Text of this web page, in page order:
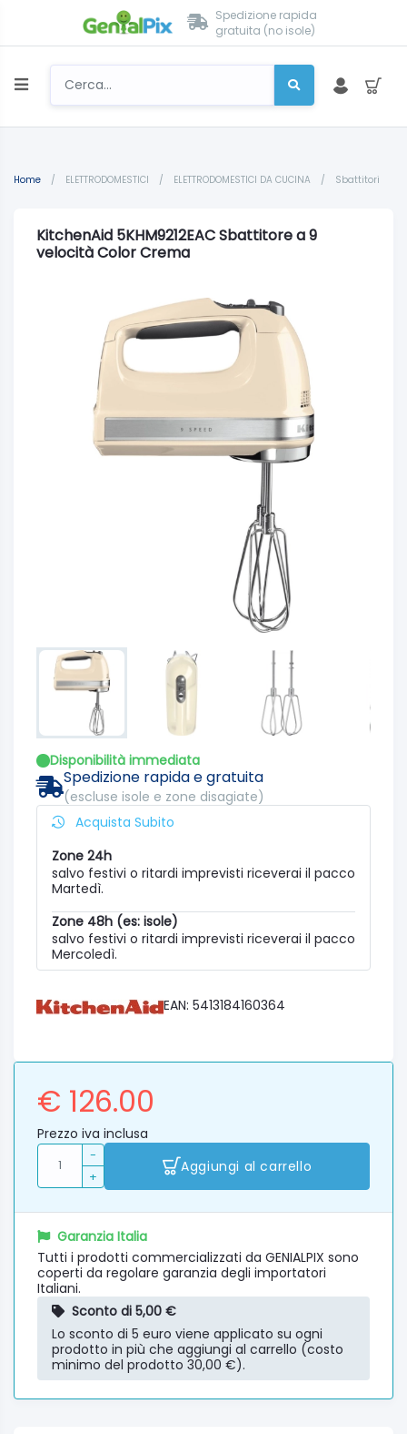
Spedizione rapida
gratuita (no isole)
Home / ELETTRODOMESTICI / ELETTRODOMESTICI DA CUCINA / Sbattitori
KitchenAid 5KHM9212EAC Sbattitore a 9
velocità Color Crema
Disponibilità immediata
Spedizione rapida e gratuita
(escluse isole e zone disagiate)
Acquista Subito
Zone 24h
salvo festivi o ritardi imprevisti riceverai il pacco
Martedì.
Zone 48h (es: isole)
salvo festivi o ritardi imprevisti riceverai il pacco
Mercoledì.
EAN: 5413184160364
€ 126.00
Prezzo iva inclusa
-
+
Aggiungi al carrello
Garanzia Italia
Tutti i prodotti commercializzati da GENIALPIX sono
coperti da regolare garanzia degli importatori
Italiani.
Sconto di 5,00 €
Lo sconto di 5 euro viene applicato su ogni
prodotto in più che aggiungi al carrello (costo
minimo del prodotto 30,00 €).